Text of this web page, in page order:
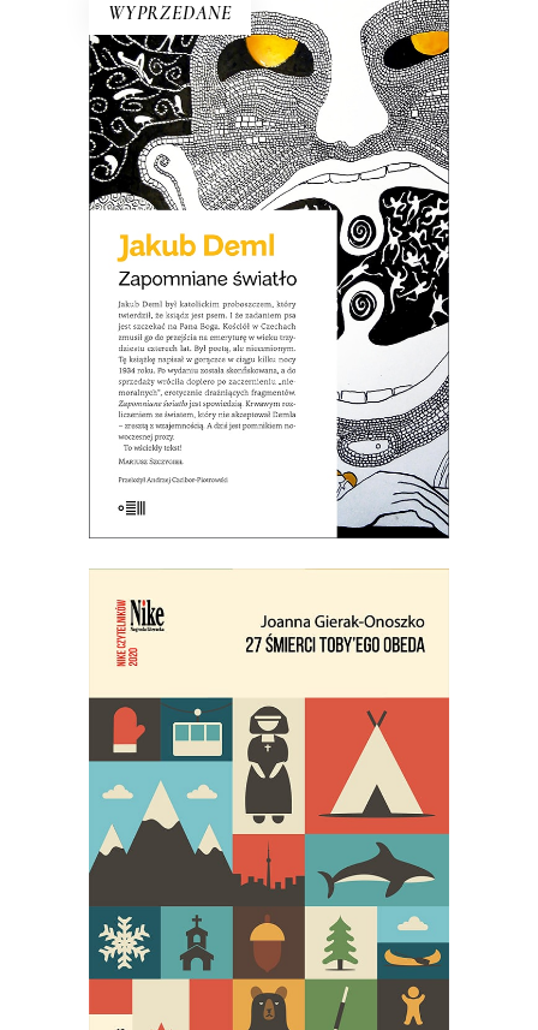
WYPRZEDANE
E-BOOK DO KOSZYKA
ZAPOMNIANE ŚWIATŁO
Po co dziś czytać Demla? Choćby po
to, aby się przekonać, że wszystkie źle
społecznie widziane cechy, takie jak
nieustępliwość, wybujały egotyzm,
kłótliwość, czy przekonanie o własnej
nieomylności mogą być podłożem
wybitnej literatury.
43.00zł 21.50zł
27 ŚMIERCI TOBY’EGO OBEDA
Najgłośniejszy debiut reporterski
ostatnich lat!
29.95